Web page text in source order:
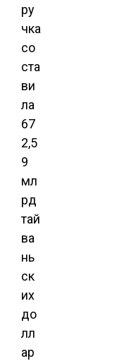
ру
чка
со
ста
ви
ла
67
2,5
9
мл
рд
тай
ва
нь
ск
их
до
лл
ар